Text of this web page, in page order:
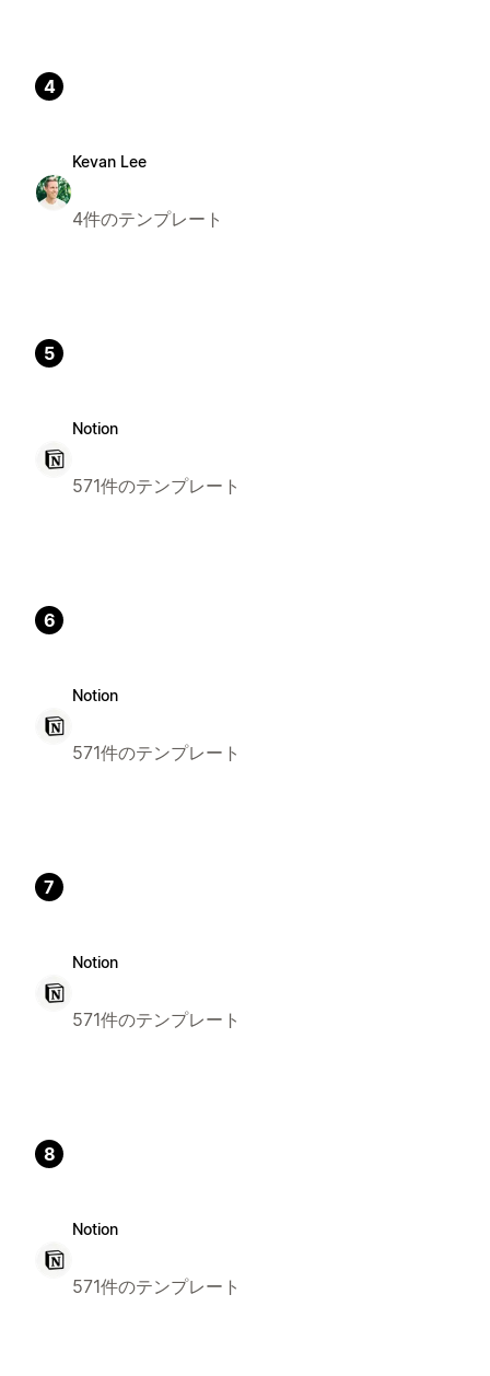
4
Kevan Lee
4件のテンプレート
5
Notion
571件のテンプレート
6
Notion
571件のテンプレート
7
Notion
571件のテンプレート
8
Notion
571件のテンプレート